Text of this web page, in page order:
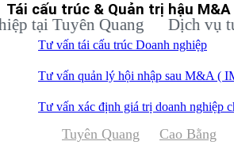
Tái cấu trúc & Quản trị hậu M&A
Tư vấn tái cấu trúc Doanh nghiệp
Tư vấn quản lý hội nhập sau M&A (
Tư vấn xác định giá trị doanh nghiệp
Tuyên Quang Dịch vụ tư vấn
Tuyên Quang Cao Bằng